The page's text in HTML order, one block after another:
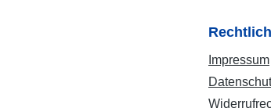
Impressum